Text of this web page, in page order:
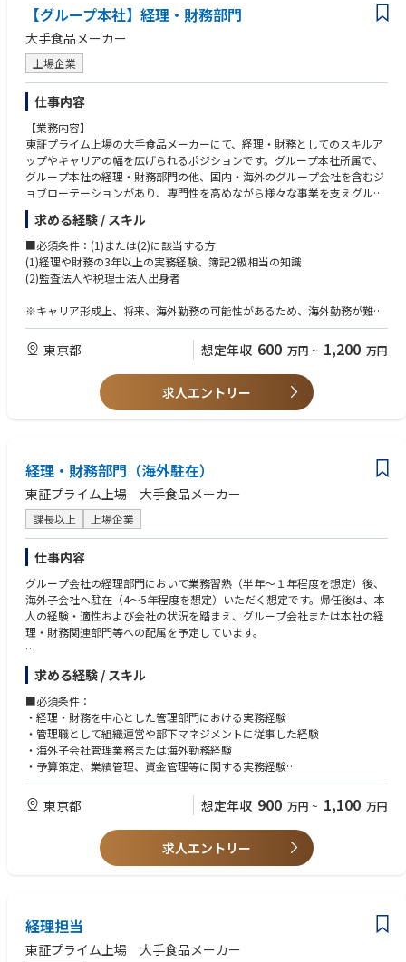
【グループ本社】経理・財務部門
大手食品メーカー
上場企業
仕事内容
【業務内容】
東証プライム上場の大手食品メーカーにて、経理・財務としてのスキルア
ップやキャリアの幅を広げられるポジションです。グループ本社所属で、
グループ本社の経理・財務部門の他、国内・海外のグループ会社を含むジ
ョブローテーションがあり、専門性を高めながら様々な事業を支えグルー
プ全体に貢献できます。
経理・財務部門はキャリア採用も多く活躍できる環境です。
【想定される配属先・担当業務】
ご経験に応じて配属先を決定させていただきます。
●グループ本社経理部（連結決算・開示関係、グループ全体の業績管理、
グループ税務（国内・国際）、単体決算経理業務（制度決算/月次決算/予
●グループ本社財務部（資金管理・、運用・調達、資本政策、資金調達、
外国為替管理など）
●国内グループ会社での経理・財務・税務に関する業務、事業支援
・グループ本社 国際経理財務室（海外子会社への経理・財務面での指
＃製粉業界のリーディングカンパニー
＃東証プライム上場
＃持株会社
＃グループ横断の事業に携わること可
＃事業拡大・DX推進における増員
【業務の魅力】
国内・海外のグループ会社へのジョブローテーションを含む多様なキャリ
アパスがあり、若いうちから豊富な経験を積むことができます。実力次第
で、20代で海外現地法人を含むグループ会社における経理・財務責任者に
なれるチャンスがあります。
【将来、ローテーションの可能性のある部署】
グループ本社の経理部・財務部・国際経理財務室・監査部門等、グループ
会社（海外現地法人含む）の管理部門、経営企画部門、など監査部門等
求める経験 / スキル
■必須条件：(1)または(2)に該当する方
(1)経理や財務の3年以上の実務経験、簿記2級相当の知識
(2)監査法人や税理士法人出身者
※キャリア形成上、将来、海外勤務の可能性があるため、海外勤務が難し
い方は対象外となります。(英語能力は入社後取得で可)
■歓迎条件：
上場会社（製造業）の決算・税務・財務業務の経験あり（3年以上）
東京都 想定年収 600 万円 ~ 1,200 万円
求人エントリー
経理・財務部門（海外駐在）
東証プライム上場 大手食品メーカー
課長以上 上場企業
仕事内容
グループ会社の経理部門において業務習熟（半年～１年程度を想定）後、
海外子会社へ駐在（4～5年程度を想定）いただく想定です。帰任後は、本
人の経験・適性および会社の状況を踏まえ、グループ会社または本社の経
理・財務関連部門等への配属を予定しています。
東証プライム上場の大手食品メーカーにて、経理・財務としてのスキルア
ップやキャリアの幅を広げられるポジションです。経理・財務部門はキャ
リア採用も多く活躍できる環境です。
【担当ポジション・業務】
海外の経理責任者及び人事・労務管理の責任者
将来的には、グループ本社単体・連結決算・開示関係、グループ全体の業
プ税務（国内・国際）等にも携わっていただく可能性があります。
海外子会社の管理部門の中核人材として、責任ある立場で業務に従事して
いただきます。経理・財務、人事、総務など管理機能全般を統括するとと
の魅力です。
求める経験 / スキル
■必須条件：
・経理・財務を中心とした管理部門における実務経験
・管理職として組織運営や部下マネジメントに従事した経験
・海外子会社管理業務または海外勤務経験
・予算策定、業績管理、資金管理等に関する実務経験
・英語力ビジネスレベル
東京都 想定年収 900 万円 ~ 1,100 万円
求人エントリー
経理担当
東証プライム上場 大手食品メーカー